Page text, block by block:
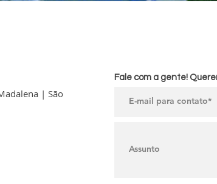
| São
Fale com a gente!